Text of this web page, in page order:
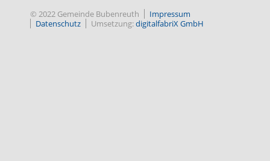
© 2022 Gemeinde Bubenreuth
Impressum
Datenschutz
Umsetzung:digitalfabriX GmbH